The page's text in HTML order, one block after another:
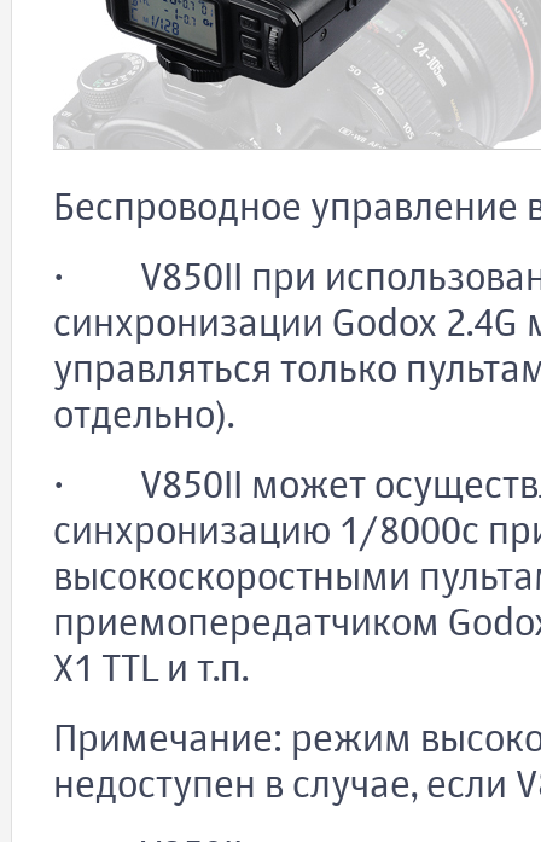
Беспроводное
· V850II при
синхронизации Godox
управляться только
отдельно).
· V850II может
синхронизацию 1/8000с
высокоскоростными
приемопередатчиком
X1 TTL и т.п.
Примечание: режим
недоступен в случае, если